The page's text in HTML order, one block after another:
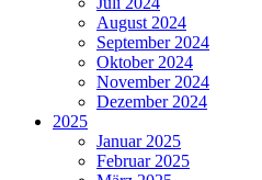
August 2024
September 2024
Oktober 2024
November 2024
Dezember 2024
2025
Januar 2025
Februar 2025